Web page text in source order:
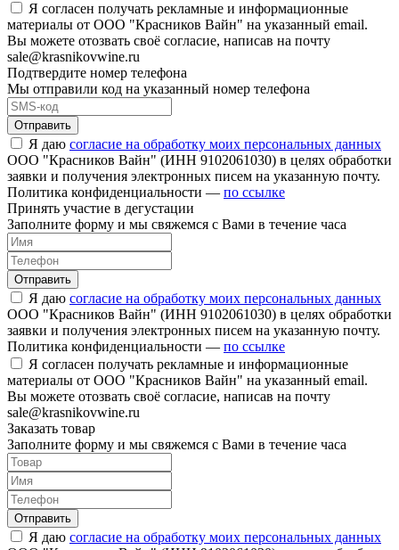
Я согласен получать рекламные и информационные
материалы от ООО "Красников Вайн" на указанный email.
Вы можете отозвать своё согласие, написав на почту
sale@krasnikovwine.ru
Подтвердите номер телефона
Мы отправили код на указанный номер телефона
Отправить
Я даю согласие на обработку моих персональных данных
ООО "Красников Вайн" (ИНН 9102061030) в целях обработки
заявки и получения электронных писем на указанную почту.
Политика конфиденциальности — по ссылке
Принять участие в дегустации
Заполните форму и мы свяжемся с Вами в течение часа
Отправить
Я даю согласие на обработку моих персональных данных
ООО "Красников Вайн" (ИНН 9102061030) в целях обработки
заявки и получения электронных писем на указанную почту.
Политика конфиденциальности — по ссылке
Я согласен получать рекламные и информационные
материалы от ООО "Красников Вайн" на указанный email.
Вы можете отозвать своё согласие, написав на почту
sale@krasnikovwine.ru
Заказать товар
Заполните форму и мы свяжемся с Вами в течение часа
Отправить
Я даю согласие на обработку моих персональных данных